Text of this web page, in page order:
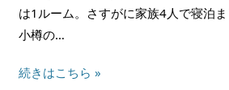
は1ルーム。さすがに家族4人で寝泊ま
小樽の…
続きはこちら »